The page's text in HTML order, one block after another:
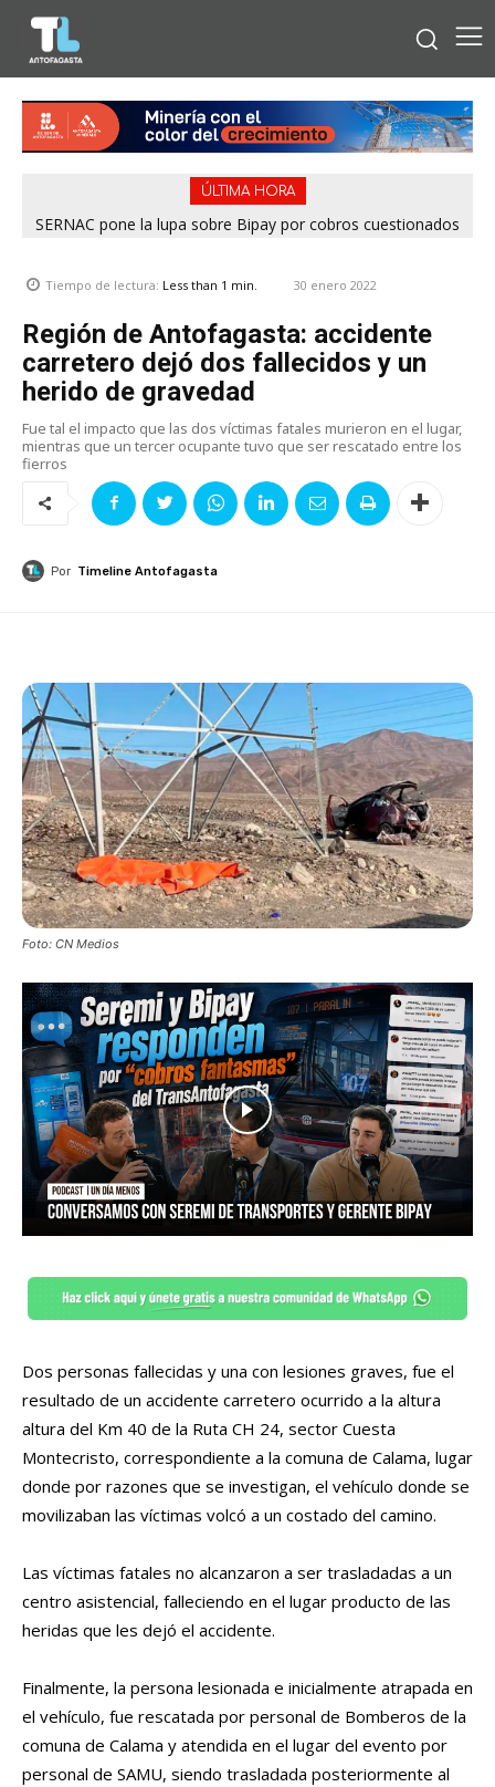
ÚLTIMA HORA
SERNAC pone la lupa sobre Bipay por cobros cuestionados
Tiempo de lectura: Less than 1 min. 30 enero 2022
Región de Antofagasta: accidente
carretero dejó dos fallecidos y un
herido de gravedad
Fue tal el impacto que las dos víctimas fatales murieron en el lugar,
mientras que un tercer ocupante tuvo que ser rescatado entre los
fierros
Por Timeline Antofagasta
Foto: CN Medios
Dos personas fallecidas y una con lesiones graves, fue el
resultado de un accidente carretero ocurrido a la altura
altura del Km 40 de la Ruta CH 24, sector Cuesta
Montecristo, correspondiente a la comuna de Calama, lugar
donde por razones que se investigan, el vehículo donde se
movilizaban las víctimas volcó a un costado del camino.
Las víctimas fatales no alcanzaron a ser trasladadas a un
centro asistencial, falleciendo en el lugar producto de las
heridas que les dejó el accidente.
Finalmente, la persona lesionada e inicialmente atrapada en
el vehículo, fue rescatada por personal de Bomberos de la
comuna de Calama y atendida en el lugar del evento por
personal de SAMU, siendo trasladada posteriormente al